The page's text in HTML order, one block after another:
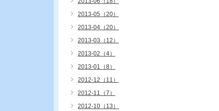
2013-05（20）
2013-04（20）
2013-03（12）
2013-02（4）
2013-01（8）
2012-12（11）
2012-11（7）
2012-10（13）